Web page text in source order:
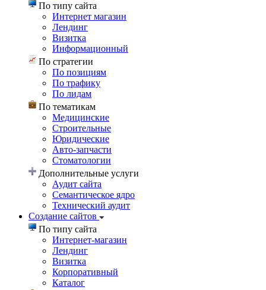
По типу сайта
Интернет магазин
Лендинг
Визитка
Информационный
По стратегии
По позициям
По трафику
По лидам
По тематикам
Медицинские
Строительные
Юридические
Авто-запчасти
Стоматологии
Дополнительные услуги
Аудит сайта
Семантическое ядро
Технический аудит
Создание сайтов
По типу сайта
Интернет-магазин
Лендинг
Визитка
Корпоративный
Каталог